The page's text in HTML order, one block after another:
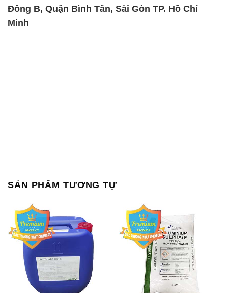
Đông B, Quận Bình Tân, Sài Gòn TP. Hồ Chí
Minh
SẢN PHẨM TƯƠNG TỰ